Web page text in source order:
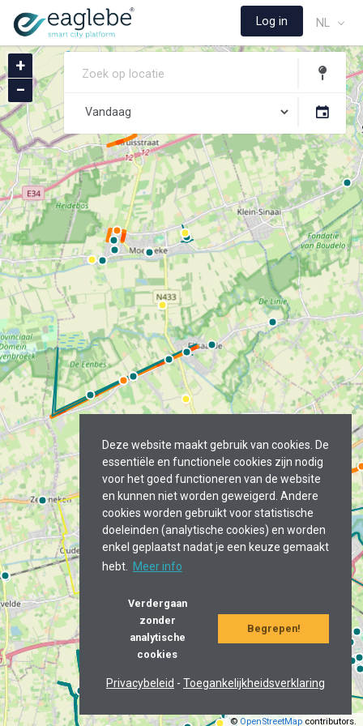
Deze website maakt gebruik van cookies. De
essentiële en functionele cookies zijn nodig
voor het goed functioneren van de website
en kunnen niet worden geweigerd. Andere
cookies worden gebruikt voor statistische
doeleinden (analytische cookies) en worden
enkel geplaatst nadat je een keuze gemaakt
hebt.
Meer info
Verdergaan
zonder
analytische
cookies
Begrepen!
Privacybeleid - Toegankelijkheidsverklaring
Log in NL
+
−
© OpenStreetMap contributors.